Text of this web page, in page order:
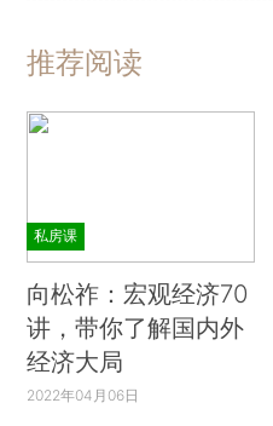
推荐阅读
私房课
向松祚：宏观经济70
讲，带你了解国内外
经济大局
2022年04月06日